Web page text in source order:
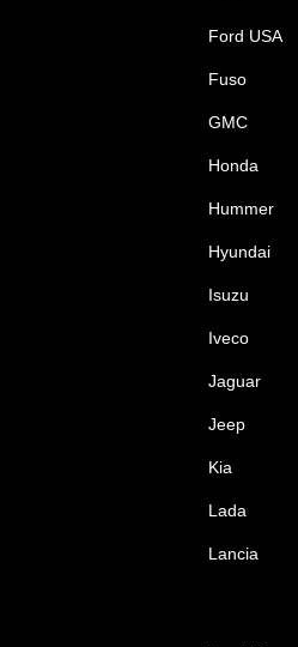
Ford USA
Fuso
GMC
Honda
Hummer
Hyundai
Isuzu
Iveco
Jaguar
Jeep
Kia
Lada
Lancia